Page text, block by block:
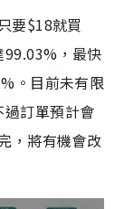
要$18就買
99.03%，最快
。目前未有限
訂單預計會
，將有機會改